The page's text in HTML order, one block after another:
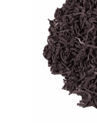
5
hvězdiček.